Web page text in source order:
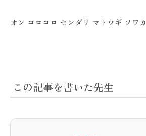
オン コロコロ センダリ マトウギ ソワカ
この記事を書いた先生